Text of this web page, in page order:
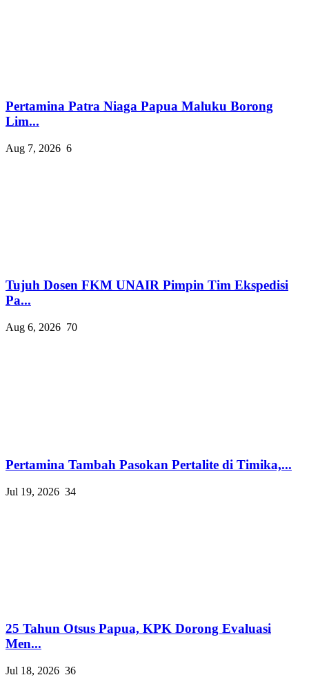
Pertamina Patra Niaga Papua Maluku Borong
Lim...
Aug 7, 2026 6
Tujuh Dosen FKM UNAIR Pimpin Tim Ekspedisi
Pa...
Aug 6, 2026 70
Pertamina Tambah Pasokan Pertalite di Timika,...
Jul 19, 2026 34
25 Tahun Otsus Papua, KPK Dorong Evaluasi
Men...
Jul 18, 2026 36